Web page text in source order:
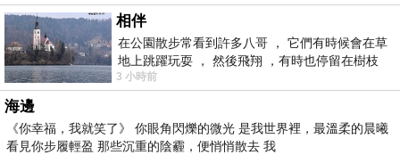
相伴
在公園散步常看到許多八哥 ， 它們有時候會在草
地上跳躍玩耍 ， 然後飛翔 ，有時也停留在樹枝
上，它們身軀是咖啡色的，鳥喙是黃色
3 小時前
海邊
《你幸福，我就笑了》 你眼角閃爍的微光 是我世界裡，最溫柔的晨曦
看見你步履輕盈 那些沉重的陰霾，便悄悄散去 我